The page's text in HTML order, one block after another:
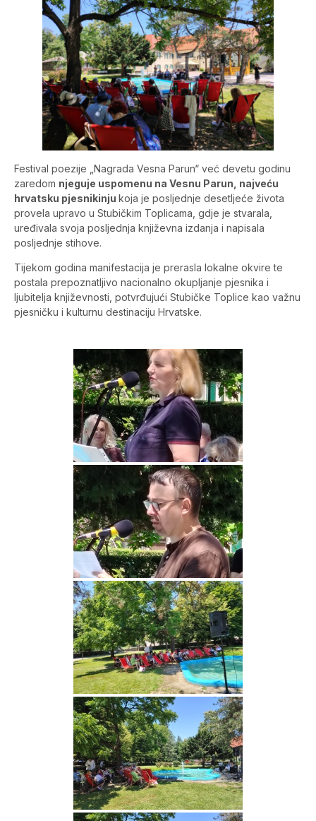
Festival poezije „Nagrada Vesna Parun“ već devetu godinu
zaredom njeguje uspomenu na Vesnu Parun, najveću
hrvatsku pjesnikinju koja je posljednje desetljeće života
provela upravo u Stubičkim Toplicama, gdje je stvarala,
uređivala svoja posljednja književna izdanja i napisala
posljednje stihove.
Tijekom godina manifestacija je prerasla lokalne okvire te
postala prepoznatljivo nacionalno okupljanje pjesnika i
ljubitelja književnosti, potvrđujući Stubičke Toplice kao važnu
pjesničku i kulturnu destinaciju Hrvatske.